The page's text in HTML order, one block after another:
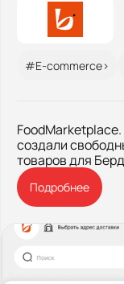
#E-commerce>
создали
товаров для
Подробнее